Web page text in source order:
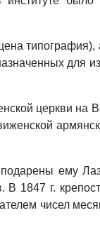
типография),
для
церкви на
подарены ему
1847 г.
чисел